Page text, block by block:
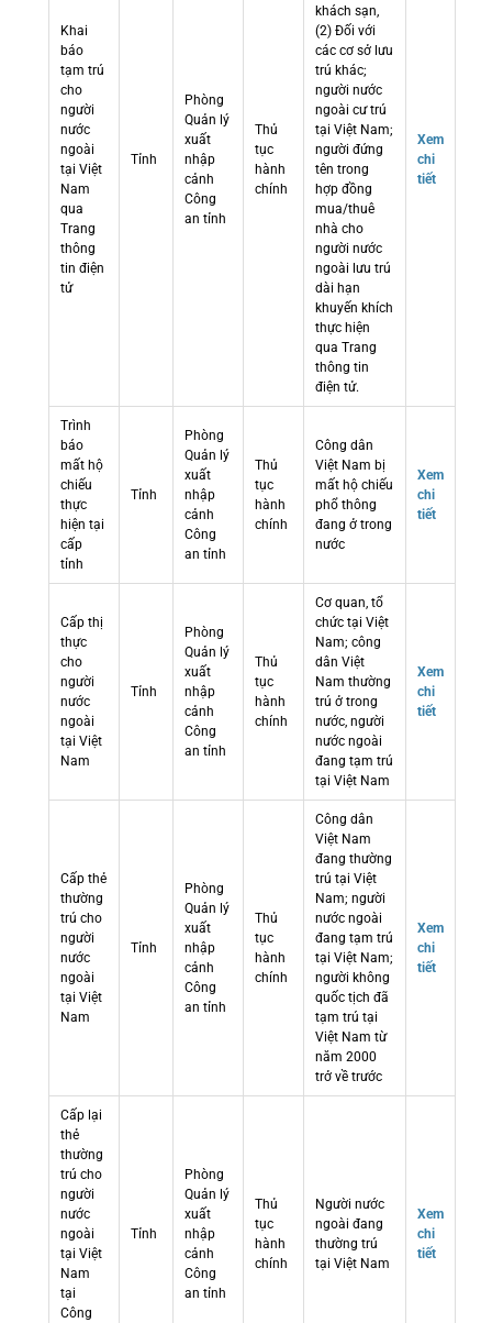
Khai
báo
tạm trú
cho
người
nước
ngoài
tại Việt
Nam
qua
Trang
thông
tin điện
tử
Tỉnh
Phòng
Quản lý
xuất
nhập
cảnh
Công
an tỉnh
Thủ
tục
hành
chính
khách sạn,
(2) Đối với
các cơ sở lưu
trú khác;
người nước
ngoài cư trú
tại Việt Nam;
người đứng
tên trong
hợp đồng
mua/thuê
nhà cho
người nước
ngoài lưu trú
dài hạn
khuyến khích
thực hiện
qua Trang
thông tin
điện tử.
Xem
chi
tiết
Trình
báo
mất hộ
chiếu
thực
hiện tại
cấp
tỉnh
Tỉnh
Phòng
Quản lý
xuất
nhập
cảnh
Công
an tỉnh
Thủ
tục
hành
chính
Công dân
Việt Nam bị
mất hộ chiếu
phổ thông
đang ở trong
nước
Xem
chi
tiết
Cấp thị
thực
cho
người
nước
ngoài
tại Việt
Nam
Tỉnh
Phòng
Quản lý
xuất
nhập
cảnh
Công
an tỉnh
Thủ
tục
hành
chính
Cơ quan, tổ
chức tại Việt
Nam; công
dân Việt
Nam thường
trú ở trong
nước, người
nước ngoài
đang tạm trú
tại Việt Nam
Xem
chi
tiết
Cấp thẻ
thường
trú cho
người
nước
ngoài
tại Việt
Nam
Tỉnh
Phòng
Quản lý
xuất
nhập
cảnh
Công
an tỉnh
Thủ
tục
hành
chính
Công dân
Việt Nam
đang thường
trú tại Việt
Nam; người
nước ngoài
đang tạm trú
tại Việt Nam;
người không
quốc tịch đã
tạm trú tại
Việt Nam từ
năm 2000
trở về trước
Xem
chi
tiết
Cấp lại
thẻ
thường
trú cho
người
nước
ngoài
tại Việt
Nam
tại
Công
Tỉnh
Phòng
Quản lý
xuất
nhập
cảnh
Công
an tỉnh
Thủ
tục
hành
chính
Người nước
ngoài đang
thường trú
tại Việt Nam
Xem
chi
tiết